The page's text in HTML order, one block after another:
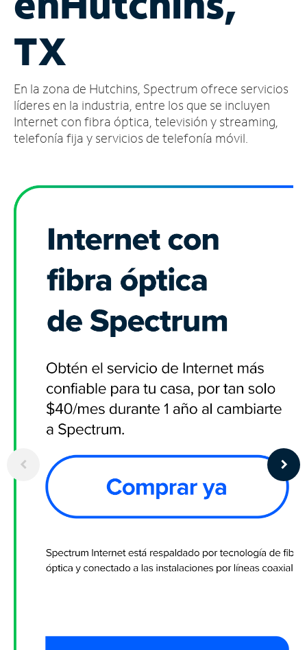
cuenta
Encuentra
tienda
TX
En la zona de Hutchins, Spectrum ofrece servicios
líderes en la industria, entre los que se incluyen
Internet con fibra óptica, televisión y streaming,
telefonía fija y servicios de telefonía móvil.